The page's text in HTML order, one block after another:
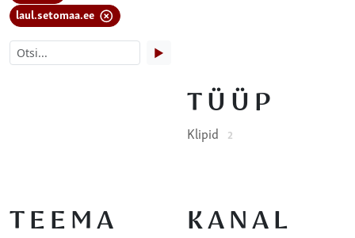
laul.setomaa.ee
▶
TÜÜP
Klipid 2
TEEMA KANAL